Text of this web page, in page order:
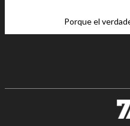
Porque el